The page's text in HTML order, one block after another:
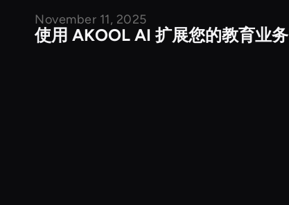
Udemy
November 11, 2025
使用 AKOOL AI 扩展您的教育业务